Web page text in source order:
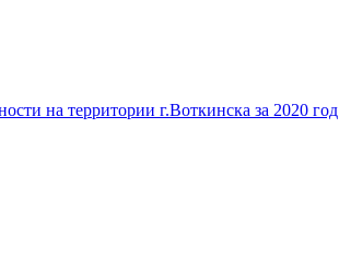
на территории г.Воткинска за 2020 год